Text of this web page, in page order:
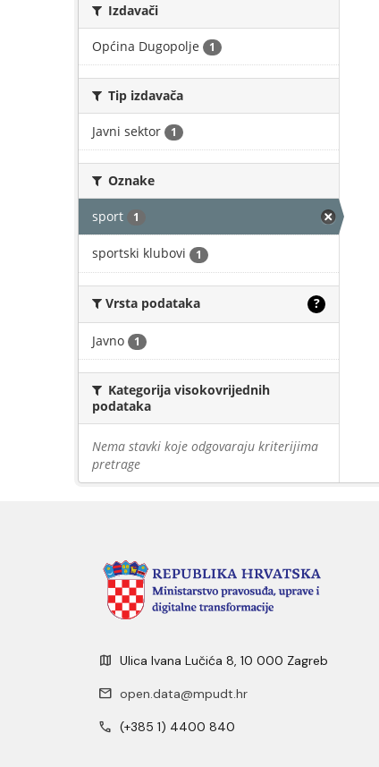
Izdavači
Općina Dugopolje 1
Tip izdavača
Javni sektor 1
Oznake
sport 1
sportski klubovi 1
Vrsta podataka ?
Javno 1
Kategorija visokovrijednih
podataka
Nema stavki koje odgovaraju kriterijima
pretrage